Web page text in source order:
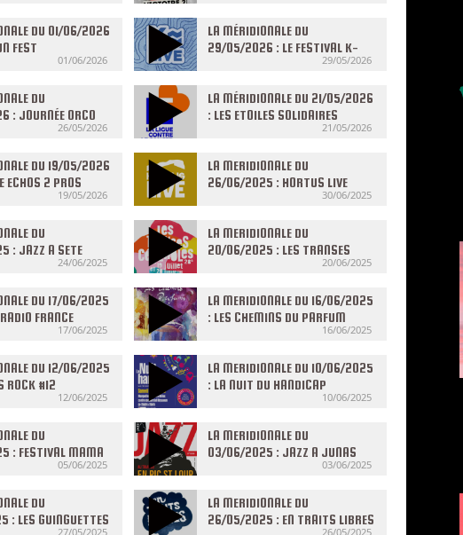
DU 01/06/2026
FEST
01/06/2026
LA MÉRIDIONALE DU
29/05/2026 : LE FESTIVAL K-
29/05/2026
DU
JOURNÉE ORCO
26/05/2026
LA MÉRIDIONALE DU 21/05/2026
: LES ETOILES SOLIDAIRES
21/05/2026
DU 19/05/2026
ECHOS 2 PROS
19/05/2026
LA MERIDIONALE DU
26/06/2025 : HORTUS LIVE
30/06/2025
DU
: JAZZ A SETE
24/06/2025
LA MERIDIONALE DU
20/06/2025 : LES TRANSES
20/06/2025
DU 17/06/2025
FRANCE
MONTPELLIER17/06/2025
LA MERIDIONALE DU 16/06/2025
: LES CHEMINS DU PARFUM
16/06/2025
DU 12/06/2025
ROCK #12
12/06/2025
LA MERIDIONALE DU 10/06/2025
: LA NUIT DU HANDICAP
10/06/2025
DU
: FESTIVAL MAMA
05/06/2025
LA MERIDIONALE DU
03/06/2025 : JAZZ A JUNAS
03/06/2025
DU
LES GUINGUETTES
27/05/2025
LA MERIDIONALE DU
26/05/2025 : EN TRAITS LIBRES
26/05/2025